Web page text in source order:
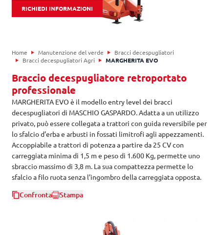
RICHIEDI INFORMAZIONI
Home Manutenzione del verde
Bracci decespugliatori
Bracci decespugliatori Agri
MARGHERITA EVO
Braccio decespugliatore retroportato
professionale
MARGHERITA EVO è il modello entry level dei bracci
decespugliatori di MASCHIO GASPARDO. Adatta a un utilizzo
privato, può essere collegata a trattori con guida reversibile per
lo sfalcio d’erba e arbusti in fossati limitrofi agli appezzamenti.
Accoppiabile a trattori di potenza a partire da 25 CV con
carreggiata minima di 1,5 m e peso di 1.600 Kg, permette uno
sbraccio massimo di 3,8 m. La sua compattezza permette lo
sfalcio a filo ruota senza l’ingombro della carreggiata opposta.
Confronta Stampa